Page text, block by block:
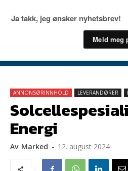
ANNONSØRINNHOLD LEVERANDØRER
Energi
Av Marked - 12. august 2024